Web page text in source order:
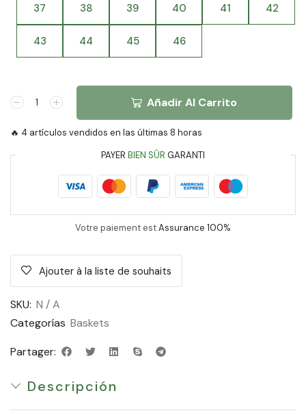
37 38 39 40 41 42
43 44 45 46
Añadir Al Carrito
🔥 4 artículos vendidos en las últimas 8 horas
PAYER BIEN SÛR GARANTI
Votre paiement estAssurance 100%
Ajouter à la liste de souhaits
SKU: N / A
Categorías Baskets
Partager:
Descripción